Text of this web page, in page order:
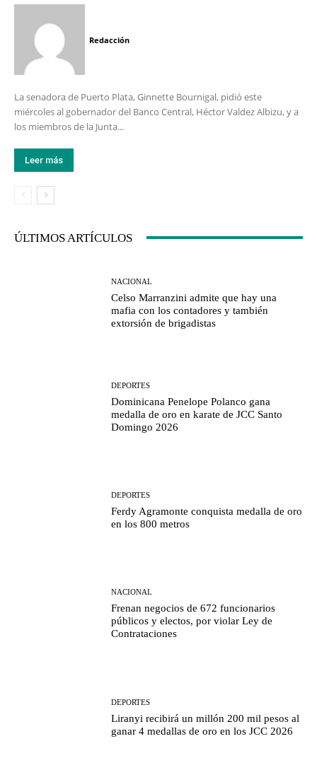
Redacción
La senadora de Puerto Plata, Ginnette Bournigal, pidió este
miércoles al gobernador del Banco Central, Héctor Valdez Albizu, y a
los miembros de la Junta...
Leer más
ÚLTIMOS ARTÍCULOS
NACIONAL
Celso Marranzini admite que hay una
mafia con los contadores y también
extorsión de brigadistas
DEPORTES
Dominicana Penelope Polanco gana
medalla de oro en karate de JCC Santo
Domingo 2026
DEPORTES
Ferdy Agramonte conquista medalla de oro
en los 800 metros
NACIONAL
Frenan negocios de 672 funcionarios
públicos y electos, por violar Ley de
Contrataciones
DEPORTES
Liranyi recibirá un millón 200 mil pesos al
ganar 4 medallas de oro en los JCC 2026